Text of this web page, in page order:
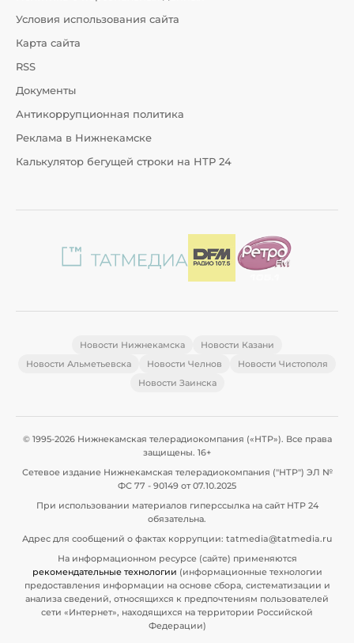
Условия использования сайта
Карта сайта
RSS
Документы
Антикоррупционная политика
Реклама в Нижнекамске
Калькулятор бегущей строки на НТР 24
Новости Нижнекамска
Новости Казани
Новости Альметьевска
Новости Челнов
Новости Чистополя
Новости Заинска
© 1995-2026 Нижнекамская телерадиокомпания («НТР»). Все права
защищены. 16+
Сетевое издание Нижнекамская телерадиокомпания ("НТР") ЭЛ №
ФС 77 - 90149 от 07.10.2025
При использовании материалов гиперссылка на сайт НТР 24
обязательна.
Адрес для сообщений о фактах коррупции: tatmedia@tatmedia.ru
На информационном ресурсе (сайте) применяются
рекомендательные технологии (информационные технологии
предоставления информации на основе сбора, систематизации и
анализа сведений, относящихся к предпочтениям пользователей
сети «Интернет», находящихся на территории Российской
Федерации)